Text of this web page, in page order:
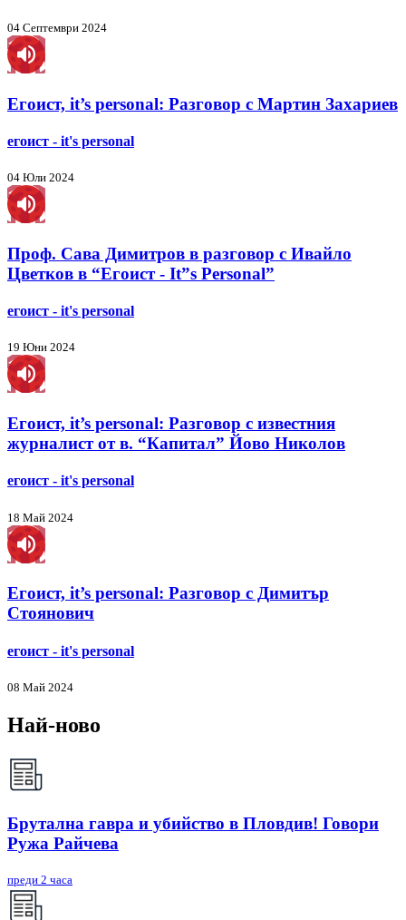
04 Септември 2024
Егоист, it’s personal: Разговор с Мартин Захариев
егоист - it's personal
04 Юли 2024
Проф. Сава Димитров в разговор с Ивайло
Цветков в “Егоист - It”s Personal”
егоист - it's personal
19 Юни 2024
Егоист, it’s personal: Разговор с известния
журналист от в. “Капитал” Йово Николов
егоист - it's personal
18 Май 2024
Егоист, it’s personal: Разговор с Димитър
Стоянович
егоист - it's personal
08 Май 2024
Най-ново
Брутална гавра и убийство в Пловдив! Говори
Ружа Райчева
преди 2 часа